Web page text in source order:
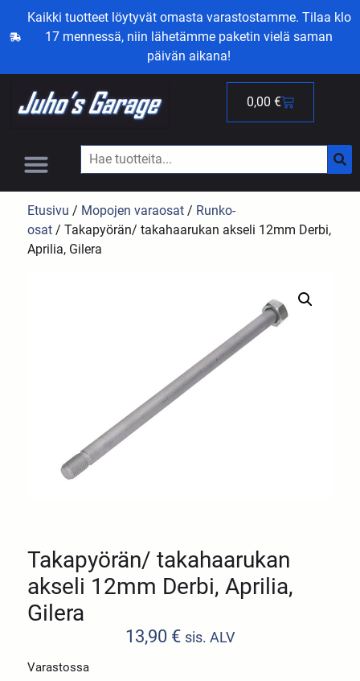
Kaikki tuotteet löytyvät omasta varastostamme. Tilaa klo
17 mennessä, niin lähetämme paketin vielä saman
päivän aikana!
0,00 €
Etusivu / Mopojen varaosat / Runko-
osat / Takapyörän/ takahaarukan akseli 12mm Derbi,
Aprilia, Gilera
Takapyörän/ takahaarukan
akseli 12mm Derbi, Aprilia,
Gilera
13,90 € sis. ALV
Varastossa